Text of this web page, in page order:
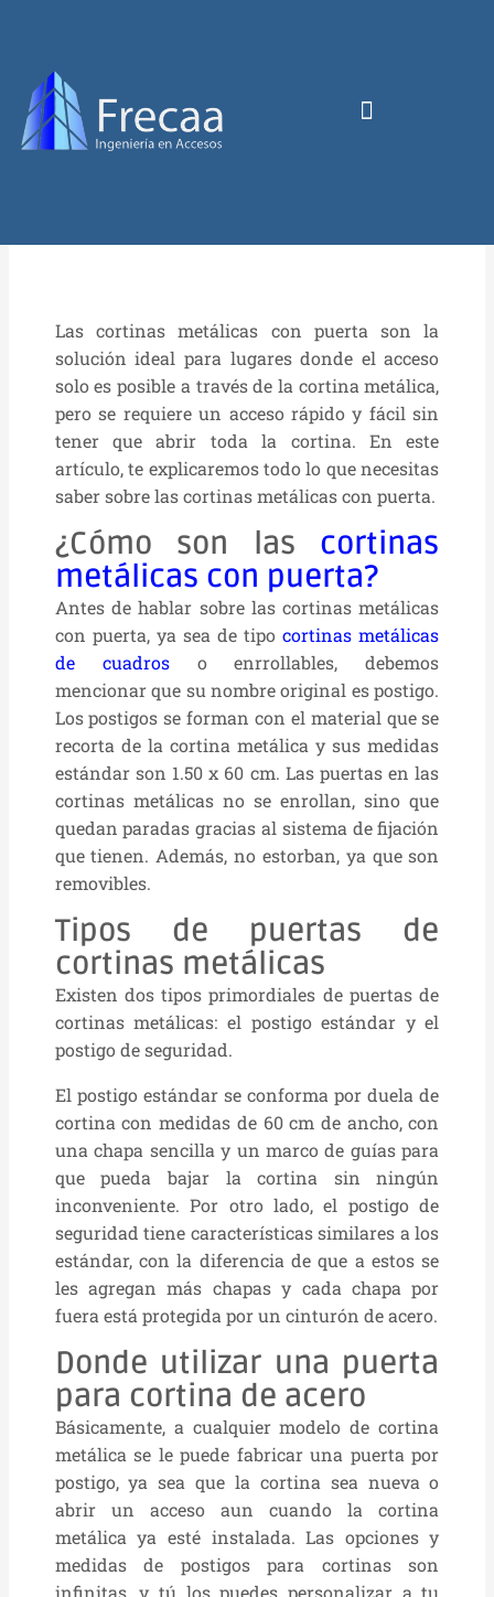
Las cortinas metálicas con puerta son la
solución ideal para lugares donde el acceso
solo es posible a través de la cortina metálica,
pero se requiere un acceso rápido y fácil sin
tener que abrir toda la cortina. En este
artículo, te explicaremos todo lo que necesitas
saber sobre las cortinas metálicas con puerta.
¿Cómo son las cortinas
metálicas con puerta?
Antes de hablar sobre las cortinas metálicas
con puerta, ya sea de tipocortinas metálicas
de cuadroso enrrollables, debemos
mencionar que su nombre original es postigo.
Los postigos se forman con el material que se
recorta de la cortina metálica y sus medidas
estándar son 1.50 x 60 cm. Las puertas en las
cortinas metálicas no se enrollan, sino que
quedan paradas gracias al sistema de fijación
que tienen. Además, no estorban, ya que son
removibles.
Tipos de puertas de
cortinas metálicas
Existen dos tipos primordiales de puertas de
cortinas metálicas: el postigo estándar y el
postigo de seguridad.
El postigo estándar se conforma por duela de
cortina con medidas de 60 cm de ancho, con
una chapa sencilla y un marco de guías para
que pueda bajar la cortina sin ningún
inconveniente. Por otro lado, el postigo de
seguridad tiene características similares a los
estándar, con la diferencia de que a estos se
les agregan más chapas y cada chapa por
fuera está protegida por un cinturón de acero.
Donde utilizar una puerta
para cortina de acero
Básicamente, a cualquier modelo de cortina
metálica se le puede fabricar una puerta por
postigo, ya sea que la cortina sea nueva o
abrir un acceso aun cuando la cortina
metálica ya esté instalada. Las opciones y
medidas de postigos para cortinas son
infinitas, y tú los puedes personalizar a tu